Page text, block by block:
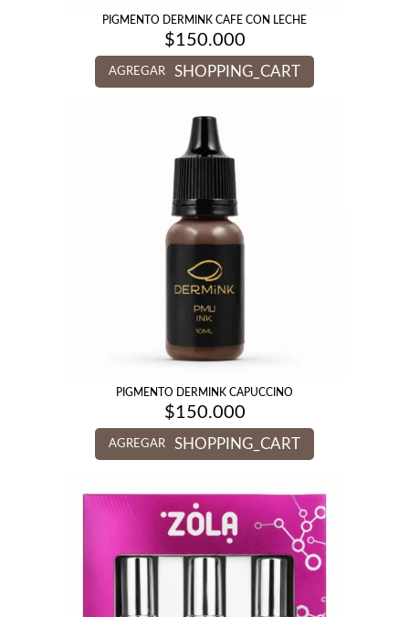
PIGMENTO DERMINK CAFE CON LECHE
$150.000
AGREGAR SHOPPING_CART
PIGMENTO DERMINK CAPUCCINO
$150.000
AGREGAR SHOPPING_CART